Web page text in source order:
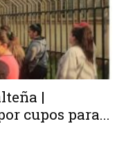
|
cupos para...